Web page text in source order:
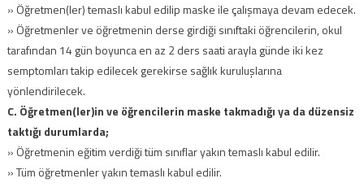
» Öğretmen(ler) temaslı kabul edilip maske ile çalışmaya devam edecek.
» Öğretmenler ve öğretmenin derse girdiği sınıftaki öğrencilerin, okul
tarafından 14 gün boyunca en az 2 ders saati arayla günde iki kez
semptomları takip edilecek gerekirse sağlık kuruluşlarına
yönlendirilecek.
C. Öğretmen(ler)in ve öğrencilerin maske takmadığı ya da düzensiz
taktığı durumlarda;
» Öğretmenin eğitim verdiği tüm sınıflar yakın temaslı kabul edilir.
» Tüm öğretmenler yakın temaslı kabul edilir.